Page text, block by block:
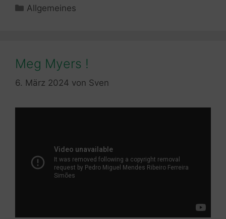
Kategorien
Allgemeines
Meg Myers !
6. März 2024 von Sven